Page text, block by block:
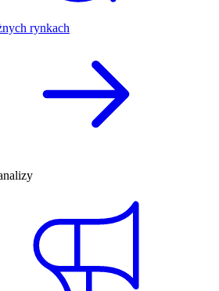
rynkach